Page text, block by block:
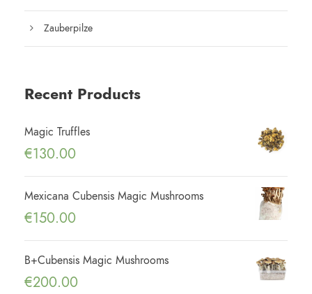
Zauberpilze
Recent Products
Magic Truffles
€130.00
Mexicana Cubensis Magic Mushrooms
€150.00
B+Cubensis Magic Mushrooms
€200.00